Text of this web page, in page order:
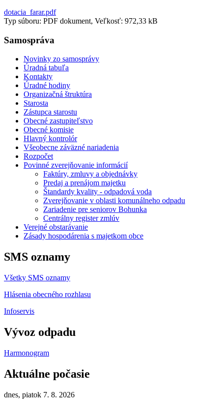
dotacia_farar.pdf
Typ súboru: PDF dokument, Veľkosť: 972,33 kB
Samospráva
Novinky zo samosprávy
Úradná tabuľa
Kontakty
Úradné hodiny
Organizačná štruktúra
Starosta
Zástupca starostu
Obecné zastupiteľstvo
Obecné komisie
Hlavný kontrolór
Všeobecne záväzné nariadenia
Rozpočet
Povinné zverejňovanie informácií
Faktúry, zmluvy a objednávky
Predaj a prenájom majetku
Štandardy kvality - odpadová voda
Zverejňovanie v oblasti komunálneho odpadu
Zariadenie pre seniorov Bohunka
Centrálny register zmlúv
Verejné obstarávanie
Zásady hospodárenia s majetkom obce
SMS oznamy
Všetky SMS oznamy
Hlásenia obecného rozhlasu
Infoservis
Vývoz odpadu
Harmonogram
Aktuálne počasie
dnes, piatok 7. 8. 2026